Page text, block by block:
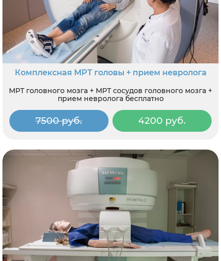
Комплексная МРТ головы + прием невролога
МРТ головного мозга + МРТ сосудов головного мозга +
прием невролога бесплатно
7500 руб. 4200 руб.